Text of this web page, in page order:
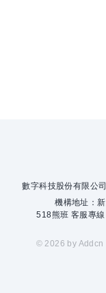
數字科技股份有限公司
機構地址：
518熊班 客服專
© 2026 by Addcn